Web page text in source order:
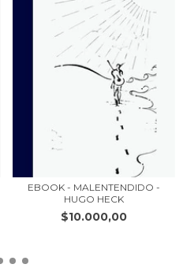
EBOOK - MALENTENDIDO -
HUGO HECK
$10.000,00